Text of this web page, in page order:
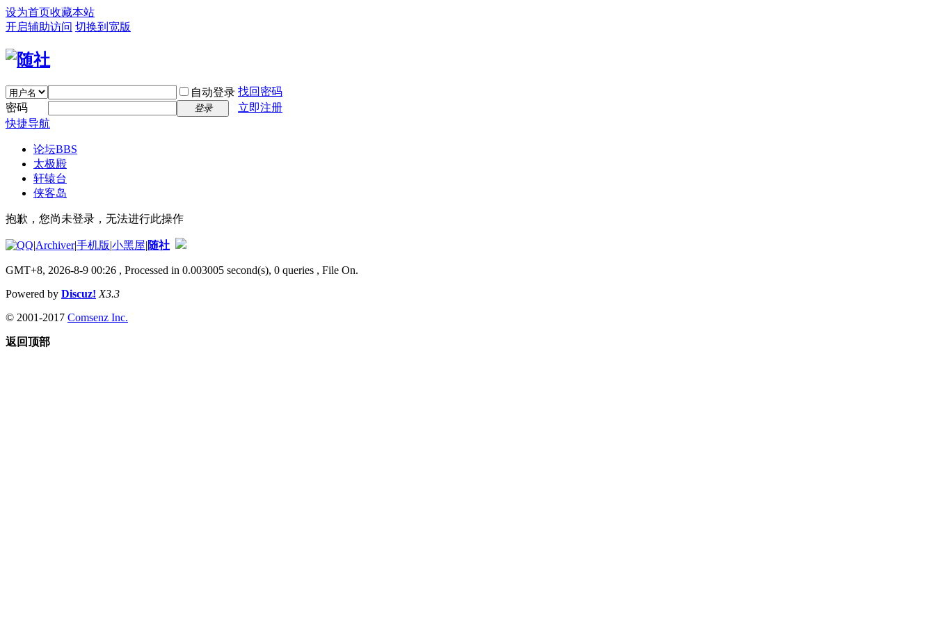
设为首页收藏本站
开启辅助访问 切换到宽版
自动登录 找回密码
密码
登录
立即注册
快捷导航
论坛BBS
太极殿
轩辕台
侠客岛
抱歉，您尚未登录，无法进行此操作
|Archiver|手机版|小黑屋|随社
GMT+8, 2026-8-9 00:26 , Processed in 0.003005 second(s), 0 queries , File On.
Powered by Discuz! X3.3
© 2001-2017 Comsenz Inc.
返回顶部